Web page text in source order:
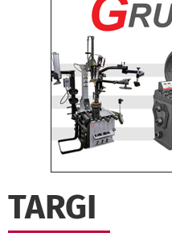
TARGI